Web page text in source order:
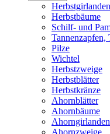
Herbstgirlanden
Herbstbäume
Schilf- und
Tannenzapfen,
Pilze
Wichtel
Herbstzweige
Herbstblätter
Herbstkränze
Ahornblätter
Ahornbäume
Ahorngirlanden
Ahornzweige